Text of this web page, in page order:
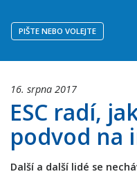
PIŠTE NEBO VOLEJTE
ESC radí,
podvod na
16. srpna 2017
Další a další lidé se